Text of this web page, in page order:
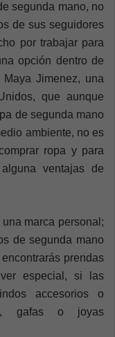
segunda mano, no
de sus seguidores
por trabajar para
opción dentro de
Jimenez, una
que aunque
de segunda mano
ambiente, no es
ropa y para
ventajas de
marca personal;
de segunda mano
prendas
especial, si las
accesorios o
gafas o joyas